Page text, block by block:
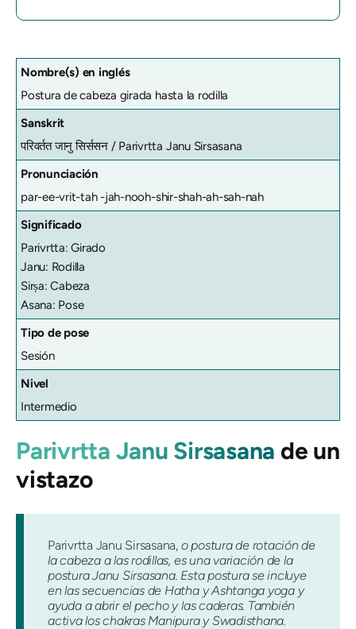
Nombre(s) en inglés
Postura de cabeza girada hasta la rodilla
Sanskrit
परिवर्तत जानु सिर्ससन / Parivrtta Janu Sirsasana
Pronunciación
par-ee-vrit-tah -jah-nooh-shir-shah-ah-sah-nah
Significado
Parivrtta: Girado
Janu: Rodilla
Sirṣa: Cabeza
Asana: Pose
Tipo de pose
Sesión
Nivel
Intermedio
Parivrtta Janu Sirsasana de un
vistazo
Parivrtta Janu Sirsasana, o postura de rotación de
la cabeza a las rodillas, es una variación de la
postura Janu Sirsasana. Esta postura se incluye
en las secuencias de Hatha y Ashtanga yoga y
ayuda a abrir el pecho y las caderas. También
activa los chakras Manipura y Swadisthana.